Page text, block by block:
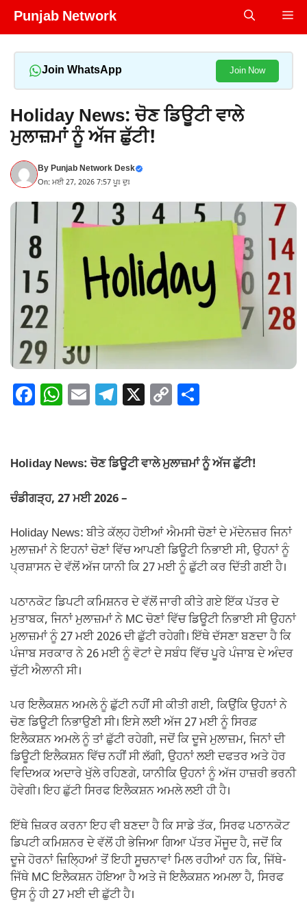
Skip
Punjab Network
Join WhatsApp Join Now
Holiday News: ਚੋਣ ਡਿਊਟੀ ਵਾਲੇ
ਮੁਲਾਜ਼ਮਾਂ ਨੂੰ ਅੱਜ ਛੁੱਟੀ!
ByPunjab Network Desk
On: ਮਈ 27, 2026 7:57 ਪੂਃ ਦੁਃ
F
e
o
o
k
W
s
p
p
E T
gr
m
X C
y
k
e
Holiday News: ਚੋਣ ਡਿਊਟੀ ਵਾਲੇ ਮੁਲਾਜ਼ਮਾਂ ਨੂੰ ਅੱਜ ਛੁੱਟੀ!
ਚੰਡੀਗੜ੍ਹ, 27 ਮਈ 2026 –
Holiday News: ਬੀਤੇ ਕੱਲ੍ਹ ਹੋਈਆਂ ਐਮਸੀ ਚੋਣਾਂ ਦੇ ਮੱਦੇਨਜ਼ਰ ਜਿਨਾਂ
ਮੁਲਾਜ਼ਮਾਂ ਨੇ ਇਹਨਾਂ ਚੋਣਾਂ ਵਿੱਚ ਆਪਣੀ ਡਿਊਟੀ ਨਿਭਾਈ ਸੀ, ਉਹਨਾਂ ਨੂੰ
ਪ੍ਰਸ਼ਾਸਨ ਦੇ ਵੱਲੋਂ ਅੱਜ ਯਾਨੀ ਕਿ 27 ਮਈ ਨੂੰ ਛੁੱਟੀ ਕਰ ਦਿੱਤੀ ਗਈ ਹੈ।
ਪਠਾਨਕੋਟ ਡਿਪਟੀ ਕਮਿਸ਼ਨਰ ਦੇ ਵੱਲੋਂ ਜਾਰੀ ਕੀਤੇ ਗਏ ਇੱਕ ਪੱਤਰ ਦੇ
ਮੁਤਾਬਕ, ਜਿਨਾਂ ਮੁਲਾਜ਼ਮਾਂ ਨੇ MC ਚੋਣਾਂ ਵਿੱਚ ਡਿਊਟੀ ਨਿਭਾਈ ਸੀ ਉਹਨਾਂ
ਮੁਲਾਜ਼ਮਾਂ ਨੂੰ 27 ਮਈ 2026 ਦੀ ਛੁੱਟੀ ਰਹੇਗੀ। ਇੱਥੇ ਦੱਸਣਾ ਬਣਦਾ ਹੈ ਕਿ
ਪੰਜਾਬ ਸਰਕਾਰ ਨੇ 26 ਮਈ ਨੂੰ ਵੋਟਾਂ ਦੇ ਸਬੰਧ ਵਿੱਚ ਪੂਰੇ ਪੰਜਾਬ ਦੇ ਅੰਦਰ
ਚੁੱਟੀ ਐਲਾਨੀ ਸੀ।
ਪਰ ਇਲੈਕਸ਼ਨ ਅਮਲੇ ਨੂੰ ਛੁੱਟੀ ਨਹੀਂ ਸੀ ਕੀਤੀ ਗਈ, ਕਿਉਂਕਿ ਉਹਨਾਂ ਨੇ
ਚੋਣ ਡਿਊਟੀ ਨਿਭਾਉਣੀ ਸੀ। ਇਸੇ ਲਈ ਅੱਜ 27 ਮਈ ਨੂੰ ਸਿਰਫ਼
ਇਲੈਕਸ਼ਨ ਅਮਲੇ ਨੂੰ ਤਾਂ ਛੁੱਟੀ ਰਹੇਗੀ, ਜਦੋਂ ਕਿ ਦੂਜੇ ਮੁਲਾਜ਼ਮ, ਜਿਨਾਂ ਦੀ
ਡਿਊਟੀ ਇਲੈਕਸ਼ਨ ਵਿੱਚ ਨਹੀਂ ਸੀ ਲੱਗੀ, ਉਹਨਾਂ ਲਈ ਦਫਤਰ ਅਤੇ ਹੋਰ
ਵਿਦਿਅਕ ਅਦਾਰੇ ਖੁੱਲੇ ਰਹਿਣਗੇ, ਯਾਨੀਕਿ ਉਹਨਾਂ ਨੂੰ ਅੱਜ ਹਾਜ਼ਰੀ ਭਰਨੀ
ਹੋਵੇਗੀ। ਇਹ ਛੁੱਟੀ ਸਿਰਫ ਇਲੈਕਸ਼ਨ ਅਮਲੇ ਲਈ ਹੀ ਹੈ।
ਇੱਥੇ ਜ਼ਿਕਰ ਕਰਨਾ ਇਹ ਵੀ ਬਣਦਾ ਹੈ ਕਿ ਸਾਡੇ ਤੱਕ, ਸਿਰਫ ਪਠਾਨਕੋਟ
ਡਿਪਟੀ ਕਮਿਸ਼ਨਰ ਦੇ ਵੱਲੋਂ ਹੀ ਭੇਜਿਆ ਗਿਆ ਪੱਤਰ ਮੌਜੂਦ ਹੈ, ਜਦੋਂ ਕਿ
ਦੂਜੇ ਹੋਰਨਾਂ ਜ਼ਿਲ੍ਹਿਆਂ ਤੋਂ ਇਹੀ ਸੂਚਨਾਵਾਂ ਮਿਲ ਰਹੀਆਂ ਹਨ ਕਿ, ਜਿੱਥੇ-
ਜਿੱਥੇ MC ਇਲੈਕਸ਼ਨ ਹੋਇਆ ਹੈ ਅਤੇ ਜੋ ਇਲੈਕਸ਼ਨ ਅਮਲਾ ਹੈ, ਸਿਰਫ
ਉਸ ਨੂੰ ਹੀ 27 ਮਈ ਦੀ ਛੁੱਟੀ ਹੈ।